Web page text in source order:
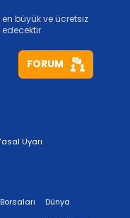
büyük ve ücretsiz
FORUM
Uyarı
Dünya